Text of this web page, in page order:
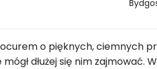
o pięknych, ciemnych
dłużej się nim zajmować.